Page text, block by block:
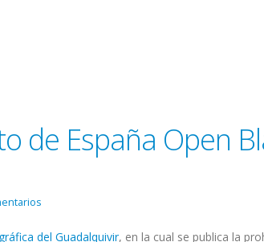
de España Open
del Guadalquivir, en la cual se publica la